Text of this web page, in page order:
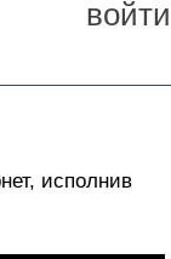
войти
исполнив